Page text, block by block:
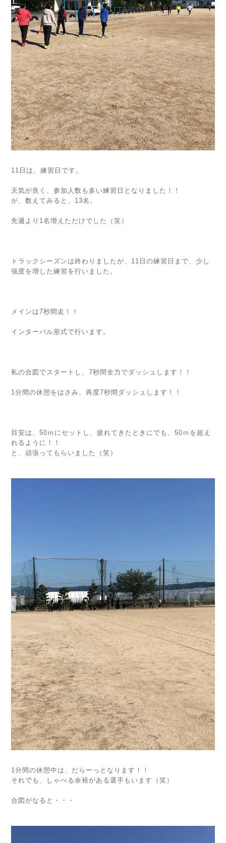
11日は、練習日です。
天気が良く、参加人数も多い練習日となりました！！
が、数えてみると、13名。
先週より1名増えただけでした（笑）
トラックシーズンは終わりましたが、11日の練習日まで、少し
強度を増した練習を行いました。
メインは7秒間走！！
インターバル形式で行います。
私の合図でスタートし、7秒間全力でダッシュします！！
1分間の休憩をはさみ、再度7秒間ダッシュします！！
目安は、50ｍにセットし、疲れてきたときにでも、50ｍを超え
れるように！！
と、頑張ってもらいました（笑）
1分間の休憩中は、だらーっとなります！！
それでも、しゃべる余裕がある選手もいます（笑）
合図がなると・・・